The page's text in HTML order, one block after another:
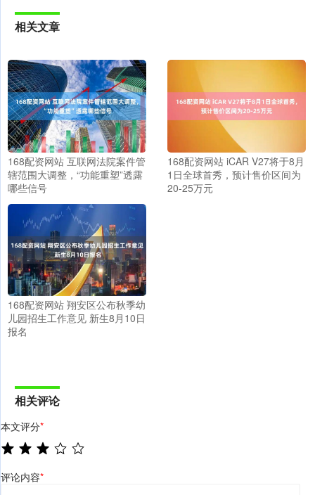
相关文章
168配资网站 互联网法院案件管
辖范围大调整，“功能重塑”透露
哪些信号
168配资网站 iCAR V27将于8月
1日全球首秀，预计售价区间为
20-25万元
168配资网站 翔安区公布秋季幼
儿园招生工作意见 新生8月10日
报名
相关评论
本文评分*
评论内容*